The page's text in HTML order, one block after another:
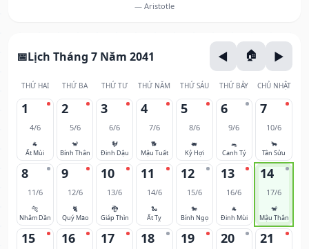
— Aristotle
Lịch Tháng 7 Năm 2041
THỨ HAI THỨ BA THỨ TƯ THỨ NĂM THỨ SÁU THỨ BẢY CHỦ NHẬT
1
4/6
🐐
Ất Mùi
2
5/6
🐒
Bính Thân
3
6/6
🐓
Đinh Dậu
4
7/6
🐕
Mậu Tuất
5
8/6
🐖
Kỷ Hợi
6
9/6
🐀
Canh Tý
7
10/6
🐂
Tân Sửu
8
11/6
🐅
Nhâm Dần
9
12/6
🐈
Quý Mão
10
13/6
🐉
Giáp Thìn
11
14/6
🐍
Ất Tỵ
12
15/6
🐎
Bính Ngọ
13
16/6
🐐
Đinh Mùi
14
17/6
🐒
Mậu Thân
15 16 17 18 19 20 21